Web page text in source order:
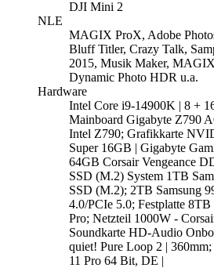
DJI Mini 2
NLE
MAGIX ProX, Adobe
Bluff Titler, Crazy Talk,
2015, Musik Maker,
Dynamic Photo HDR u.a.
Hardware
Intel Core i9-14900K | 8 +
Mainboard Gigabyte Z790
Intel Z790; Grafikkarte
Super 16GB | Gigabyte
64GB Corsair Vengeance
SSD (M.2) System 1TB
SSD (M.2); 2TB Samsung
4.0/PCIe 5.0; Festplatte
Pro; Netzteil 1000W -
Soundkarte HD-Audio
quiet! Pure Loop 2 |
11 Pro 64 Bit, DE |